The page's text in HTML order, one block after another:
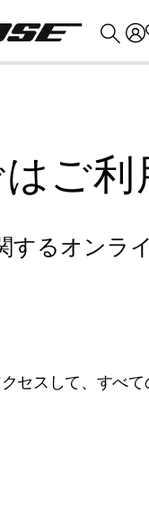
ご
るオンラ
セスして、すべ